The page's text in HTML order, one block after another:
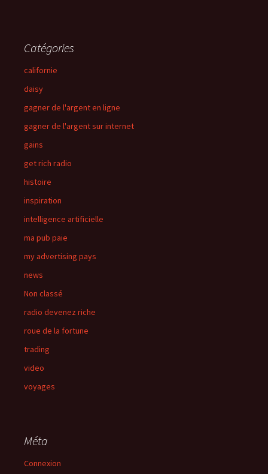
Catégories
californie
daisy
gagner de l'argent en ligne
gagner de l'argent sur internet
gains
get rich radio
histoire
inspiration
intelligence artificielle
ma pub paie
my advertising pays
news
Non classé
radio devenez riche
roue de la fortune
trading
video
voyages
Méta
Connexion